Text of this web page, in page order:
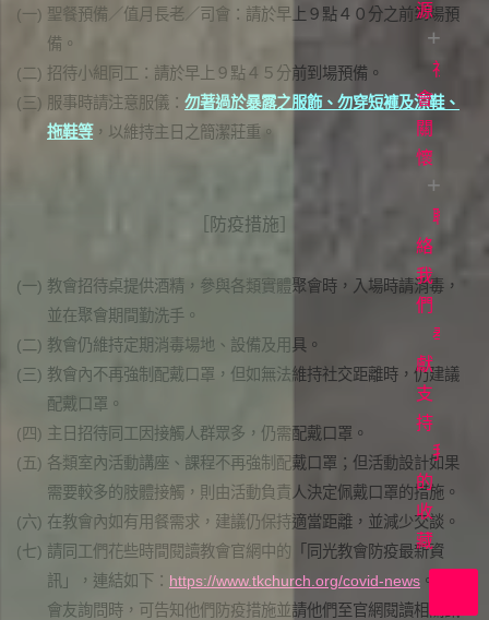
見
問
題
立
場
聲
明
聚
會
時
間
生
命
故
事
項
事
工
源
日
讀
經
者
專
欄
影
《1946》
台
灣
首
映
上
帝
裡
社
會
關
懷
滋
關
懷
聯
絡
我
們
奉
獻
支
持
我
的
收
藏
(一) 聖餐預備／值月長老／司會：請於早上９點４０分之前到場預
備。
(二) 招待小組同工：請於早上９點４５分前到場預備。
(三) 服事時請注意服儀： 勿著過於暴露之服飾、勿穿短褲及涼鞋、
拖鞋等 ，以維持主日之簡潔莊重。
［防疫措施］
(一) 教會招待桌提供酒精，參與各類實體聚會時，入場時請消毒，
並在聚會期間勤洗手。
(二) 教會仍維持定期消毒場地、設備及用具。
(三) 教會內不再強制配戴口罩，但如無法維持社交距離時，仍建議
配戴口罩。
(四) 主日招待同工因接觸人群眾多，仍需配戴口罩。
(五) 各類室內活動講座、課程不再強制配戴口罩；但活動設計如果
需要較多的肢體接觸，則由活動負責人決定佩戴口罩的措施。
(六) 在教會內如有用餐需求，建議仍保持適當距離，並減少交談。
(七) 請同工們花些時間閱讀教會官網中的「同光教會防疫最新資
訊」，連結如下： https://www.tkchurch.org/covid-news 。如遇
會友詢問時，可告知他們防疫措施並請他們至官網閱讀相關訊